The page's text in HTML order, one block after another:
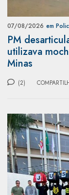
07/08/2026 em
PM
utilizava
Minas
(2)